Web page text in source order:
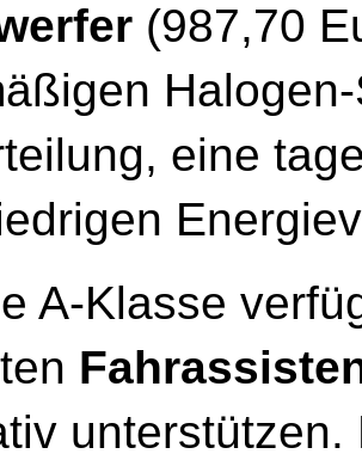
(987,70
eine
A-Klasse